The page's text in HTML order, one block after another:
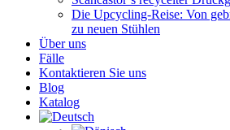
Die Upcycling-Reise: Von
zu neuen Stühlen
Über uns
Fälle
Kontaktieren Sie uns
Blog
Katalog